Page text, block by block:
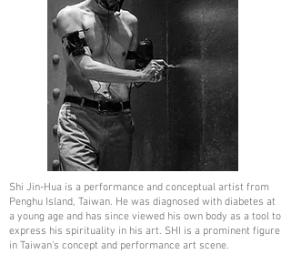
Shi Jin-Hua is a performance and conceptual artist from
Penghu Island, Taiwan. He was diagnosed with diabetes at
a young age and has since viewed his own body as a tool to
express his spirituality in his art. SHI is a prominent figure
in Taiwan's concept and performance art scene.